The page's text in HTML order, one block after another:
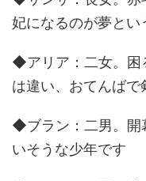
妃になるのが夢とい
◆アリア：二女。困
は違い、おてんばで
◆ブラン：二男。開
いそうな少年です